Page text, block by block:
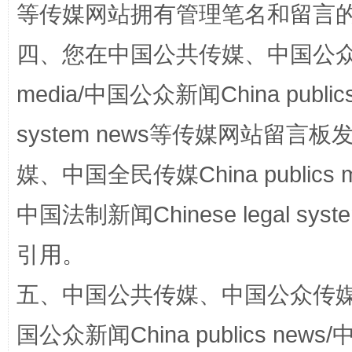
漫山遍野的桃花与雪山、麦地、白藏房 除
等传媒网站拥有管理笔名和留言
四、您在中国公共传媒、中国公
media/中国公众新闻China
system news等传媒网站留言板
媒、中国全民传媒China publics
中国法制新闻Chinese legal
引用。
五、中国公共传媒、中国公众传
国公众新闻China publics news/